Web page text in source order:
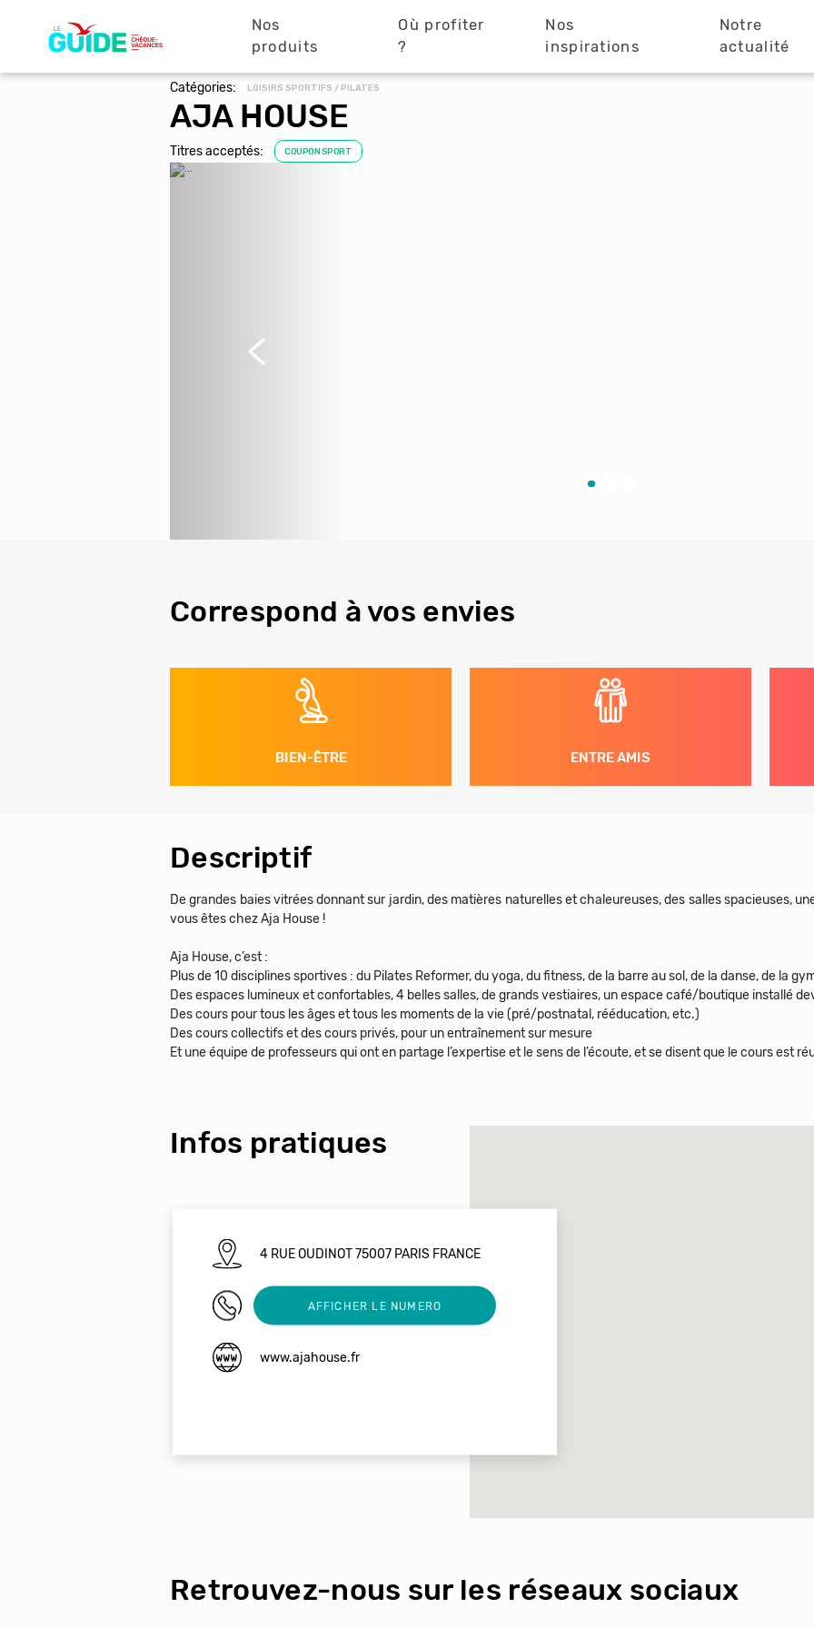
principale
Nos
produits
Où profiter
?
Nos
inspirations
Notre
actualité
Catégories: LOISIRS SPORTIFS / PILATES
AJA HOUSE
Titres acceptés: COUPON SPORT
Précédent
Correspond à vos envies
BIEN-ÊTRE ENTRE AMIS
Descriptif
De grandes baies vitrées donnant sur jardin, des matières naturelles et chaleureuses, des salles spacieuses,
vous êtes chez Aja House !
Aja House, c’est :
Plus de 10 disciplines sportives : du Pilates Reformer, du yoga, du fitness, de la barre au sol, de la danse, de la
Des espaces lumineux et confortables, 4 belles salles, de grands vestiaires, un espace café/boutique installé
Des cours pour tous les âges et tous les moments de la vie (pré/postnatal, rééducation, etc.)
Des cours collectifs et des cours privés, pour un entraînement sur mesure
Et une équipe de professeurs qui ont en partage l’expertise et le sens de l’écoute, et se disent que le cours est
Infos pratiques
4 RUE OUDINOT 75007 PARIS FRANCE
0601812599AFFICHER LE NUMERO
www.ajahouse.fr
Retrouvez-nous sur les réseaux sociaux